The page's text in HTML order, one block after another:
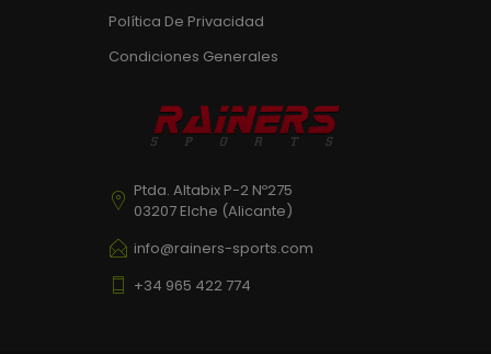
Política De Privacidad
Condiciones Generales
Ptda. Altabix P-2 Nº275
03207 Elche (Alicante)
info@rainers-sports.com
+34 965 422 774